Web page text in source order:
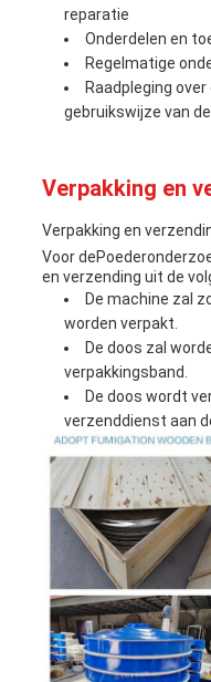
reparatie
Onderdelen en
Regelmatige
Raadpleging
gebruikswijze van
Verpakking en
Verpakking en
Voor de
en verzending uit de
De machine zal
worden verpakt.
De doos zal
verpakkingsband.
De doos wordt
verzenddienst aan